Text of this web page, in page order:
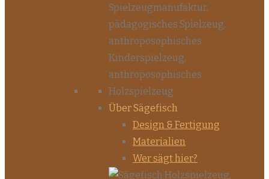
Über Sägefisch
Design & Fertigung
Materialien
Wer sägt hier?